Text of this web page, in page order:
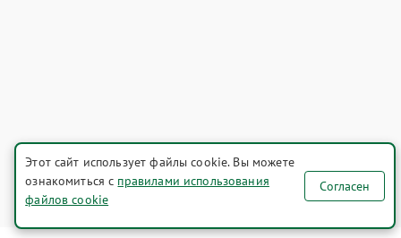
Этот сайт использует файлы cookie. Вы можете
ознакомиться с правилами использования
файлов cookie
Согласен